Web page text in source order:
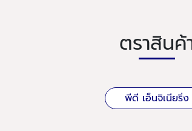
ตราสินค้
พีดี เอ็นจิเนียริ่ง